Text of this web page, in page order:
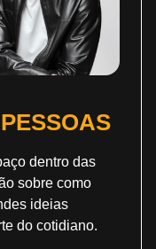
dentro das
sobre como
ideias
do cotidiano.